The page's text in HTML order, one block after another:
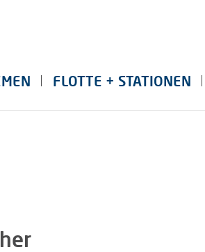
FLOTTE + STATIONEN